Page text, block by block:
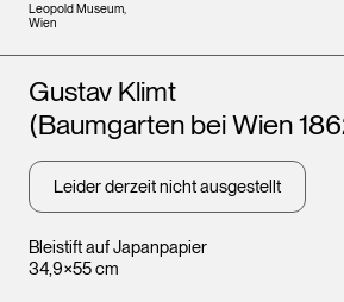
Leopold Museum,
Wien
Bleistift auf Japanpapier
34,9×55 cm
Künstler*innen
Gustav Klimt
(Baumgarten bei Wien
Leider derzeit nicht ausgestellt